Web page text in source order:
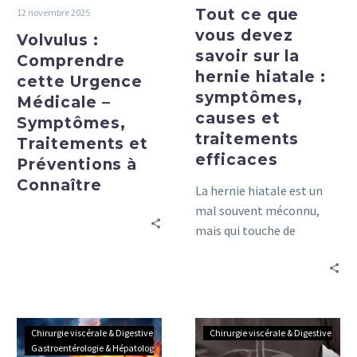
Préventions
à
Connaître
12 novembre 2025
Volvulus :
Comprendre
cette Urgence
Médicale –
Symptômes,
Traitements et
Préventions à
Connaître
:
symptômes,
causes
et
traitements
efficaces
Tout ce que
vous devez
savoir sur la
hernie hiatale :
symptômes,
causes et
traitements
efficaces
La hernie hiatale est un
mal souvent méconnu,
mais qui touche de
Ulcères
et
Chirurgie viscérale & Digestive
Gastroentérologie & Hépatologie
Les
dernières
Chirurgie viscérale & Digestive